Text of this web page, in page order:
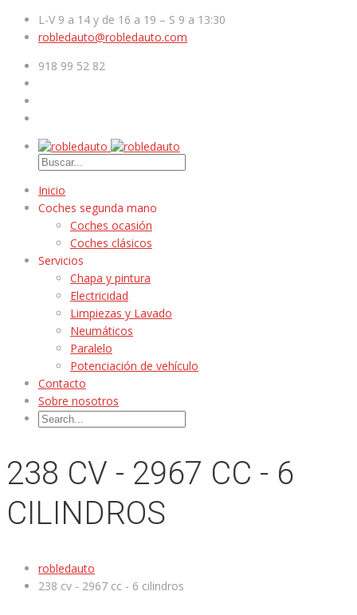
L-V 9 a 14 y de 16 a 19 – S 9 a 13:30
robledauto@robledauto.com
918 99 52 82
Inicio
Coches segunda mano
Coches ocasión
Coches clásicos
Servicios
Chapa y pintura
Electricidad
Limpiezas y Lavado
Neumáticos
Paralelo
Potenciación de vehículo
Contacto
Sobre nosotros
238 CV - 2967 CC - 6
CILINDROS
robledauto
238 cv - 2967 cc - 6 cilindros